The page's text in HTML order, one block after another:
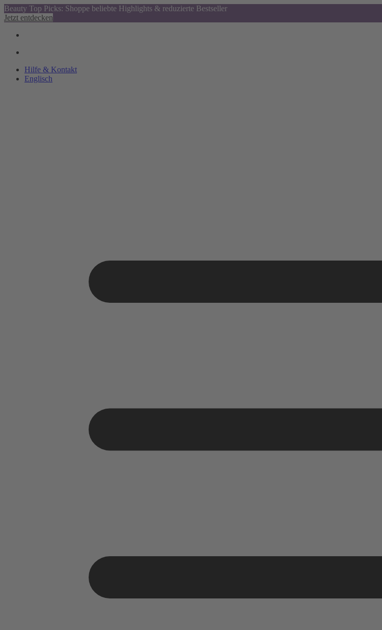
Beauty Top Picks: Shoppe beliebte Highlights & reduzierte Bestseller
Jetzt entdecken
Hilfe & Kontakt
Englisch